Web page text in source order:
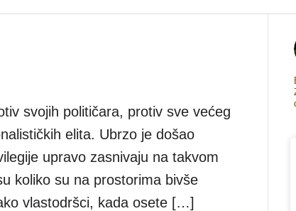
svojih političara, protiv sve većeg
elita. Ubrzo je došao
upravo zasnivaju na takvom
koliko su na prostorima bivše
vlastodršci, kada osete […]